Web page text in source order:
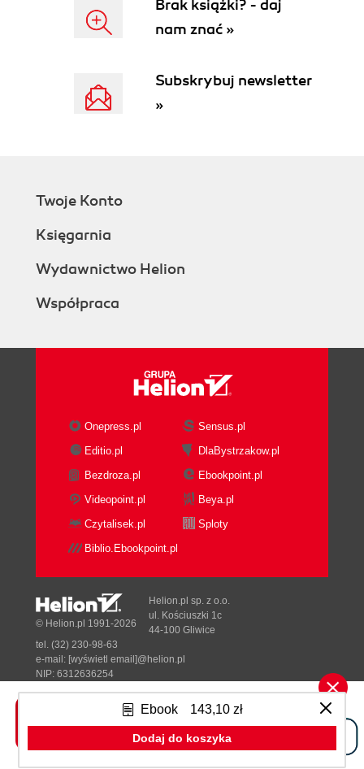
Ebook 143,10 zł
Dodaj do koszyka
Brak książki? - daj
nam znać »
Subskrybuj newsletter
»
Twoje Konto
Księgarnia
Wydawnictwo Helion
Współpraca
Onepress.pl
Sensus.pl
Editio.pl
DlaBystrzakow.pl
Bezdroza.pl
Ebookpoint.pl
Videopoint.pl
Beya.pl
Czytalisek.pl
Sploty
Biblio.Ebookpoint.pl
Tonik.pl
© Helion.pl 1991-2026
Helion.pl sp. z o.o.
ul. Kościuszki 1c
44-100 Gliwice
tel. (32) 230-98-63
e-mail: [wyświetl email]@helion.pl
NIP: 6312636254